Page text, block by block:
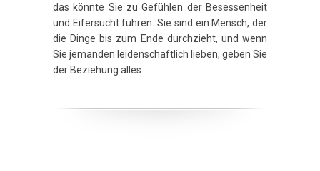
das könnte Sie zu Gefühlen der Besessenheit
und Eifersucht führen. Sie sind ein Mensch, der
die Dinge bis zum Ende durchzieht, und wenn
Sie jemanden leidenschaftlich lieben, geben Sie
der Beziehung alles.